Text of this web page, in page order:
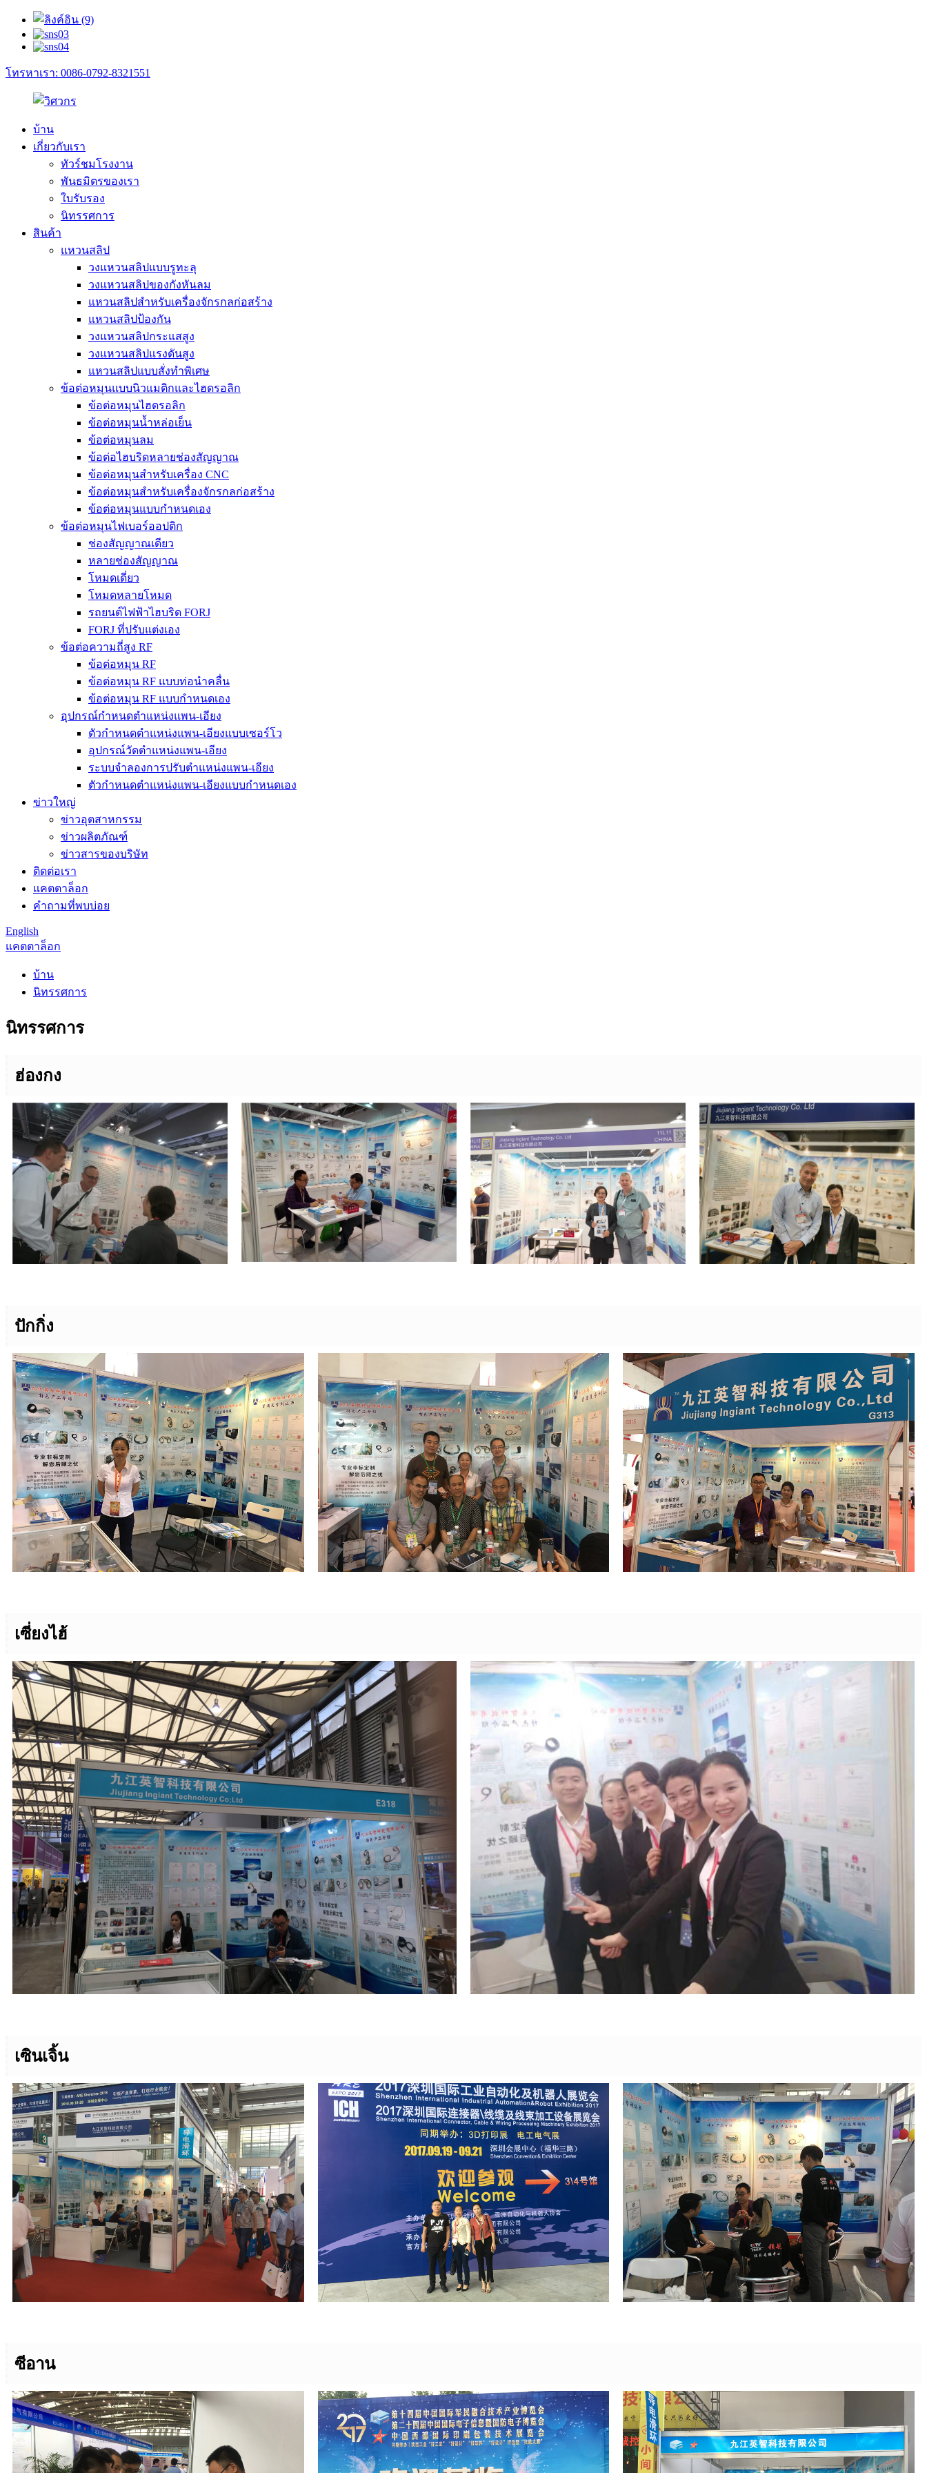
โทรหาเรา: 0086-0792-8321551
บ้าน
เกี่ยวกับเรา
ทัวร์ชมโรงงาน
พันธมิตรของเรา
ใบรับรอง
นิทรรศการ
สินค้า
แหวนสลิป
วงแหวนสลิปแบบรูทะลุ
วงแหวนสลิปของกังหันลม
แหวนสลิปสำหรับเครื่องจักรกลก่อสร้าง
แหวนสลิปป้องกัน
วงแหวนสลิปกระแสสูง
วงแหวนสลิปแรงดันสูง
แหวนสลิปแบบสั่งทำพิเศษ
ข้อต่อหมุนแบบนิวแมติกและไฮดรอลิก
ข้อต่อหมุนไฮดรอลิก
ข้อต่อหมุนน้ำหล่อเย็น
ข้อต่อหมุนลม
ข้อต่อไฮบริดหลายช่องสัญญาณ
ข้อต่อหมุนสำหรับเครื่อง CNC
ข้อต่อหมุนสำหรับเครื่องจักรกลก่อสร้าง
ข้อต่อหมุนแบบกำหนดเอง
ข้อต่อหมุนไฟเบอร์ออปติก
ช่องสัญญาณเดียว
หลายช่องสัญญาณ
โหมดเดี่ยว
โหมดหลายโหมด
รถยนต์ไฟฟ้าไฮบริด FORJ
FORJ ที่ปรับแต่งเอง
ข้อต่อความถี่สูง RF
ข้อต่อหมุน RF
ข้อต่อหมุน RF แบบท่อนำคลื่น
ข้อต่อหมุน RF แบบกำหนดเอง
อุปกรณ์กำหนดตำแหน่งแพน-เอียง
ตัวกำหนดตำแหน่งแพน-เอียงแบบเซอร์โว
อุปกรณ์วัดตำแหน่งแพน-เอียง
ระบบจำลองการปรับตำแหน่งแพน-เอียง
ตัวกำหนดตำแหน่งแพน-เอียงแบบกำหนดเอง
ข่าวใหญ่
ข่าวอุตสาหกรรม
ข่าวผลิตภัณฑ์
ข่าวสารของบริษัท
ติดต่อเรา
แคตตาล็อก
คำถามที่พบบ่อย
English
แคตตาล็อก
บ้าน
นิทรรศการ
นิทรรศการ
ฮ่องกง
ปักกิ่ง
เซี่ยงไฮ้
เซินเจิ้น
ซีอาน